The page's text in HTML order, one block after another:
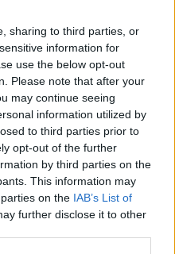
sharing to third parties, or
information for
use the below opt-out
Please note that after your
may continue seeing
information utilized by
to third parties prior to
opt-out of the further
by third parties on the
This information may
on the IAB’s List of
further disclose it to other
anni è stata investita dal quad
Per le ferite riportate è stata
pediatrico Meyer di
di ieri, appena passate